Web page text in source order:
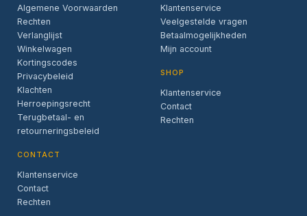
Algemene Voorwaarden
Rechten
Verlanglijst
Winkelwagen
Kortingscodes
Privacybeleid
Klachten
Herroepingsrecht
Terugbetaal- en
retourneringsbeleid
CONTACT
Klantenservice
Contact
Rechten
Klantenservice
Veelgestelde vragen
Betaalmogelijkheden
Mijn account
SHOP
Klantenservice
Contact
Rechten